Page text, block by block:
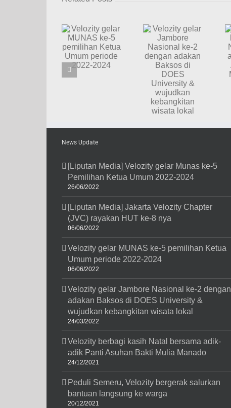
Jambore
Nasional
ke-2
dengan
adakan
kebangkitan
kasih
Natal
bersama
adik-adik
Asuhan
Bakti
Mulia
Manado
News Update
[Liputan Media] Velozity gelar Munas ke-5
Pemilihan Ketua Umum 2022-2024
26/06/2022
[Liputan Media] Jakarta Velozity Chapter
(JVC) rayakan HUT ke-8 nya
06/06/2022
Velozity gelar MUNAS ke-5 pemilihan Ketua
Umum periode 2022-2024
06/06/2022
Velozity gelar Jambore Nasional ke-2 dengan
adakan Baksos di DOES University &
wujudkan kebangkitan wisata lokal
24/03/2022
Velozity berbagi kasih Natal bersama adik-
adik Panti Asuhan Bakti Mulia Manado
24/12/2021
Peduli Semeru, Velozity bergerak salurkan
bantuan langsung ke warga
20/12/2021